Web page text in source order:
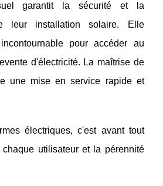
garantit la sécurité et la
leur installation solaire. Elle
pour accéder au
d'électricité. La maîtrise de
une mise en service rapide et
électriques, c'est avant tout
utilisateur et la pérennité